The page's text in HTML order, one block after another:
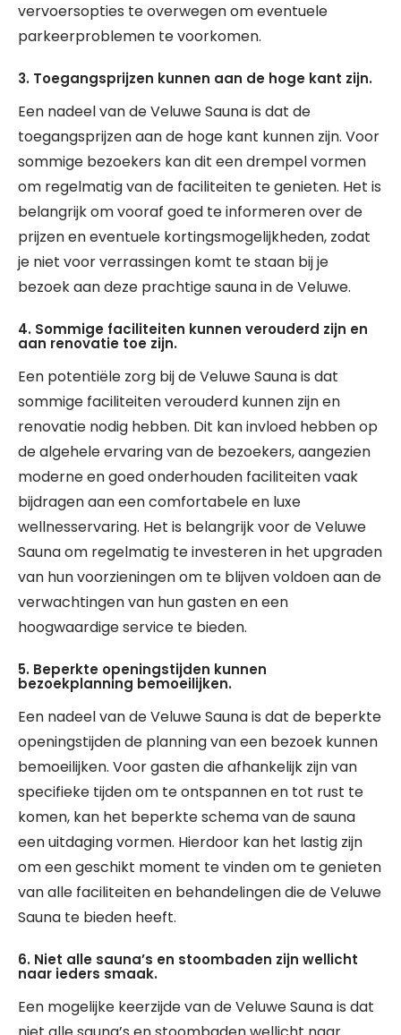
vervoersopties te overwegen om eventuele
parkeerproblemen te voorkomen.
3. Toegangsprijzen kunnen aan de hoge kant zijn.
Een nadeel van de Veluwe Sauna is dat de
toegangsprijzen aan de hoge kant kunnen zijn. Voor
sommige bezoekers kan dit een drempel vormen
om regelmatig van de faciliteiten te genieten. Het is
belangrijk om vooraf goed te informeren over de
prijzen en eventuele kortingsmogelijkheden, zodat
je niet voor verrassingen komt te staan bij je
bezoek aan deze prachtige sauna in de Veluwe.
4. Sommige faciliteiten kunnen verouderd zijn en
aan renovatie toe zijn.
Een potentiële zorg bij de Veluwe Sauna is dat
sommige faciliteiten verouderd kunnen zijn en
renovatie nodig hebben. Dit kan invloed hebben op
de algehele ervaring van de bezoekers, aangezien
moderne en goed onderhouden faciliteiten vaak
bijdragen aan een comfortabele en luxe
wellnesservaring. Het is belangrijk voor de Veluwe
Sauna om regelmatig te investeren in het upgraden
van hun voorzieningen om te blijven voldoen aan de
verwachtingen van hun gasten en een
hoogwaardige service te bieden.
5. Beperkte openingstijden kunnen
bezoekplanning bemoeilijken.
Een nadeel van de Veluwe Sauna is dat de beperkte
openingstijden de planning van een bezoek kunnen
bemoeilijken. Voor gasten die afhankelijk zijn van
specifieke tijden om te ontspannen en tot rust te
komen, kan het beperkte schema van de sauna
een uitdaging vormen. Hierdoor kan het lastig zijn
om een geschikt moment te vinden om te genieten
van alle faciliteiten en behandelingen die de Veluwe
Sauna te bieden heeft.
6. Niet alle sauna’s en stoombaden zijn wellicht
naar ieders smaak.
Een mogelijke keerzijde van de Veluwe Sauna is dat